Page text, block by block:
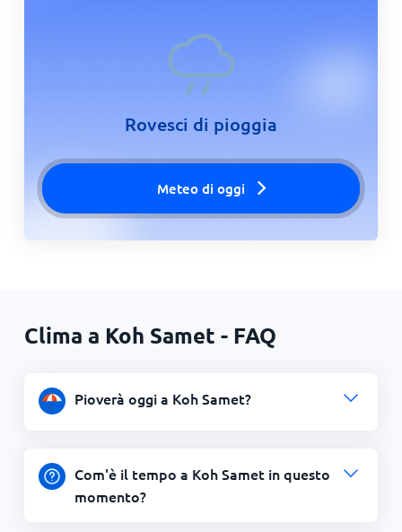
Rovesci di pioggia
Meteo di oggi
Clima a Koh Samet - FAQ
Pioverà oggi a Koh Samet?
Com'è il tempo a Koh Samet in questo
momento?